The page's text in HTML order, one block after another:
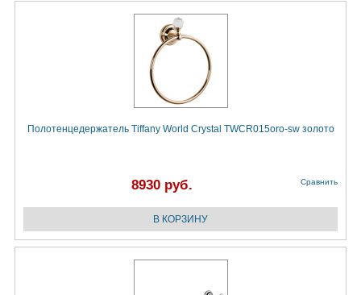
Полотенцедержатель Tiffany World Crystal TWCR015oro-sw золото
8930 руб. Сравнить